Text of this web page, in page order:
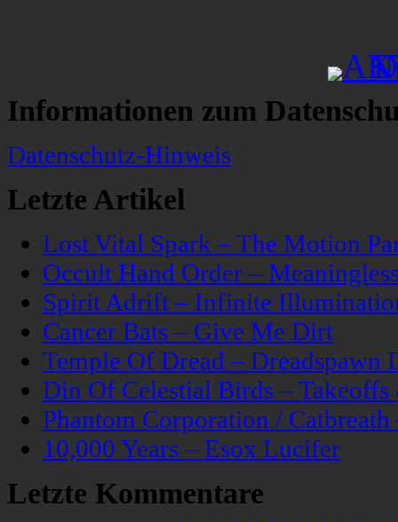
Informationen zum
Datenschutz-Hinweis
Letzte Artikel
Lost Vital Spark – The Motion
Occult Hand Order –
Spirit Adrift – Infinite
Cancer Bats – Give Me Dirt
Temple Of Dread – Dreadspawn
Din Of Celestial Birds –
Phantom Corporation /
10,000 Years – Esox Lucifer
Letzte Kommentare